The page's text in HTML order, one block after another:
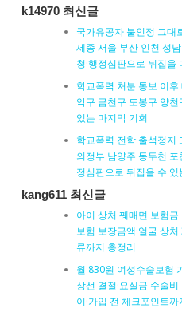
k14970 최신글
국가유공자 불인정 그대
세종 서울 부산 인천 성
청·행정심판으로 뒤집을
학교폭력 처분 통보 이
악구 금천구 도봉구 양
있는 마지막 기회
학교폭력 전학·출석정
의정부 남양주 동두천
정심판으로 뒤집을 수
kang611 최신글
아이 상처 꿰매면 보험
보험 보장금액·얼굴 상
류까지 총정리
월 830원 여성수술보험
상선 결절·요실금 수술
이·가입 전 체크포인트